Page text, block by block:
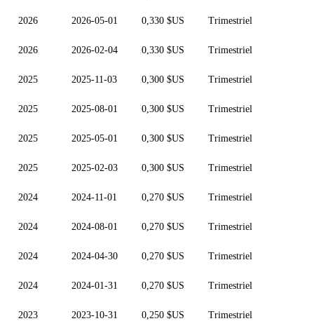
2026 2026-05-01 0,330 $US Trimestriel
2026 2026-02-04 0,330 $US Trimestriel
2025 2025-11-03 0,300 $US Trimestriel
2025 2025-08-01 0,300 $US Trimestriel
2025 2025-05-01 0,300 $US Trimestriel
2025 2025-02-03 0,300 $US Trimestriel
2024 2024-11-01 0,270 $US Trimestriel
2024 2024-08-01 0,270 $US Trimestriel
2024 2024-04-30 0,270 $US Trimestriel
2024 2024-01-31 0,270 $US Trimestriel
2023 2023-10-31 0,250 $US Trimestriel